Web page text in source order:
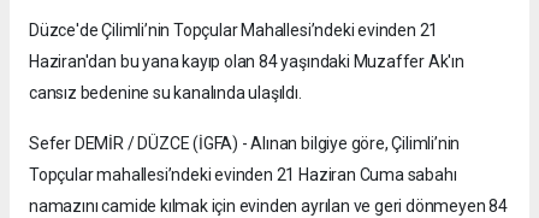
Düzce'de Çilimli’nin Topçular Mahallesi’ndeki evinden 21
Haziran'dan bu yana kayıp olan 84 yaşındaki Muzaffer Ak'ın
cansız bedenine su kanalında ulaşıldı.
Sefer DEMİR / DÜZCE (İGFA) - Alınan bilgiye göre, Çilimli’nin
Topçular mahallesi’ndeki evinden 21 Haziran Cuma sabahı
namazını camide kılmak için evinden ayrılan ve geri dönmeyen 84